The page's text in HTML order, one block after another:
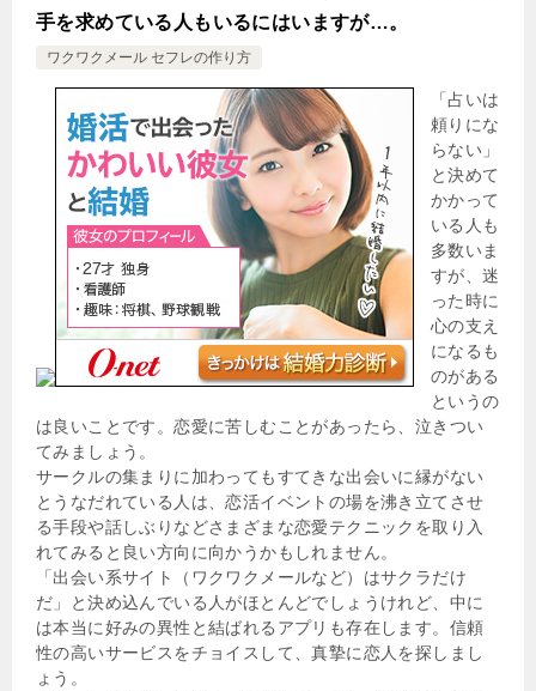
手を求めている人もいるにはいますが…。
ワクワクメール セフレの作り方
「占いは
頼りにな
らない」
と決めて
かかって
いる人も
多数いま
すが、迷
った時に
心の支え
になるも
のがある
というの
は良いことです。恋愛に苦しむことがあったら、泣きつい
てみましょう。
サークルの集まりに加わってもすてきな出会いに縁がない
とうなだれている人は、恋活イベントの場を沸き立てさせ
る手段や話しぶりなどさまざまな恋愛テクニックを取り入
れてみると良い方向に向かうかもしれません。
「出会い系サイト（ワクワクメールなど）はサクラだけ
だ」と決め込んでいる人がほとんどでしょうけれど、中に
は本当に好みの異性と結ばれるアプリも存在します。信頼
性の高いサービスをチョイスして、真摯に恋人を探しまし
ょう。